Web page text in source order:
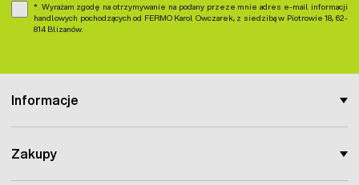
Informacje
Zakupy
Wyrażam zgodę na otrzymywanie na podany przeze mnie adres e-mail informacji
handlowych pochodzących od FERMO Karol Owczarek, z siedzibą w Piotrowie 18, 62-
814 Blizanów.